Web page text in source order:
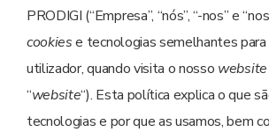
PRODIGI (“Empresa”, “nós”, “-nos” e
cookiese tecnologias semelhantes para
utilizador, quando visita o nosso website
“website“). Esta política explica o que
tecnologias e por que as usamos, bem